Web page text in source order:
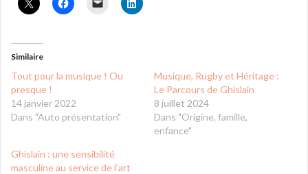
Similaire
Tout pour la musique ! Ou
presque !
14 janvier 2022
Dans "Auto présentation"
Musique, Rugby et Héritage :
Le Parcours de Ghislain
8 juillet 2024
Dans "Origine, famille,
enfance"
Ghislain : une sensibilité
masculine au service de l’art